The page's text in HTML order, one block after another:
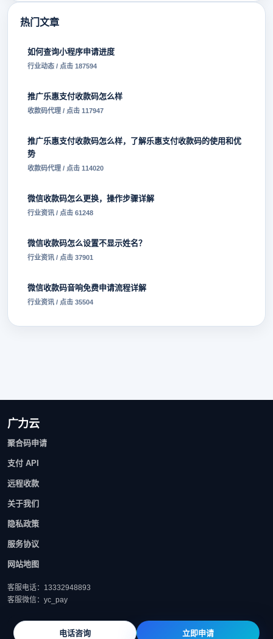
热门文章
如何查询小程序申请进度
行业动态 / 点击 187594
推广乐惠支付收款码怎么样
收款码代理 / 点击 117947
推广乐惠支付收款码怎么样，了解乐惠支付收款码的使用和优
势
收款码代理 / 点击 114020
微信收款码怎么更换，操作步骤详解
行业资讯 / 点击 61248
微信收款码怎么设置不显示姓名？
行业资讯 / 点击 37901
微信收款码音响免费申请流程详解
行业资讯 / 点击 35504
广力云
聚合码申请
支付 API
远程收款
关于我们
隐私政策
服务协议
网站地图
客服电话：13332948893
客服微信：yc_pay
电话咨询 立即申请